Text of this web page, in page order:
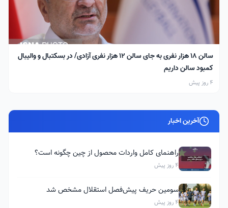
سالن ۱۸ هزار نفری به جای سالن ۱۲ هزار نفری آزادی/ در بسکتبال و والیبال
کمبود سالن داریم
4 روز پیش
آخرین اخبار
راهنمای کامل واردات محصول از چین چگونه است؟
4 روز پیش
سومین حریف پیش‌فصل استقلال مشخص شد
4 روز پیش